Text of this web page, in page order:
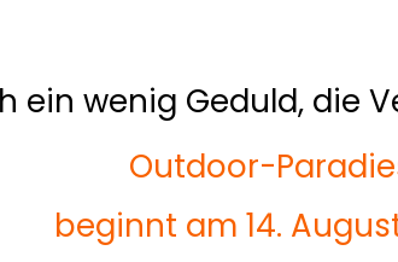
ein wenig Geduld, die
Outdoor-
beginnt am 14.